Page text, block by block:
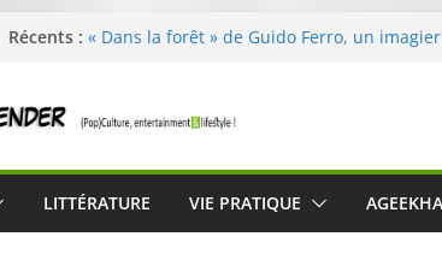
Récents : « Dans la forêt » de Guido Ferro, un
Célestin en concert : une expérience intime
« In The Beginning was The Water », le film
néoclassique de Nico Cartosio sur Prime
Skullcandy dévoile le Crusher 540 Active :
LITTÉRATURE VIE PRATIQUE